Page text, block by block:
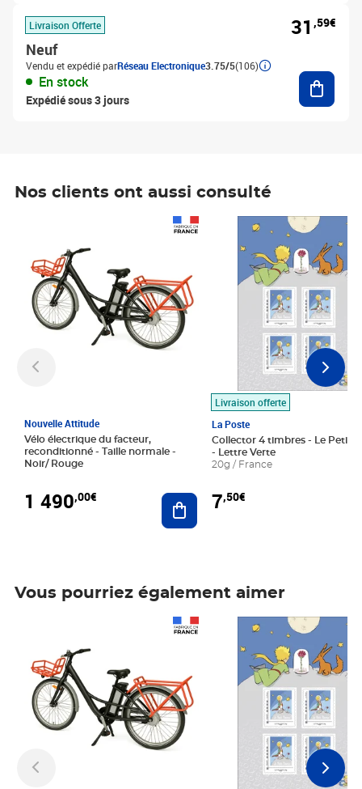
Livraison Offerte
Neuf
Vendu et expédié parRéseau Electronique3.75/5(106)
En stock
Expédié sous 3 jours
31 ,59€
Nos clients ont aussi consulté
Nouvelle Attitude
Vélo électrique du facteur,
reconditionné - Taille normale -
Noir/ Rouge
1 490,00€ Ajouter au panier
Livraison offerte
La Poste
Collector 4 timbres - Le Petit
- Lettre Verte
20g / France
7,50€
Prix 7,50€
Vous pourriez également aimer
Prix 7,50€